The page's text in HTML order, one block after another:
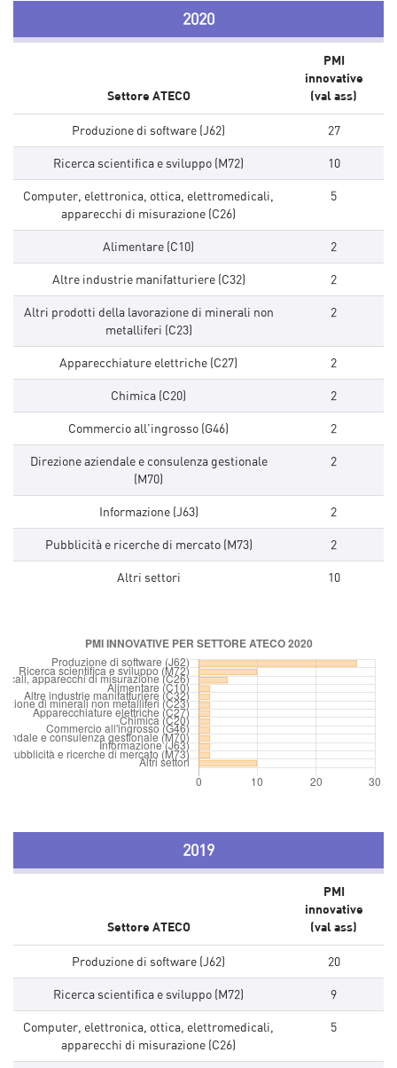
2020
Settore ATECO
PMI
innovative
(val ass)
Produzione di software (J62) 27
Ricerca scientifica e sviluppo (M72) 10
Computer, elettronica, ottica, elettromedicali,
apparecchi di misurazione (C26)
5
Alimentare (C10) 2
Altre industrie manifatturiere (C32) 2
Altri prodotti della lavorazione di minerali non
metalliferi (C23)
2
Apparecchiature elettriche (C27) 2
Chimica (C20) 2
Commercio all'ingrosso (G46) 2
Direzione aziendale e consulenza gestionale
(M70)
2
Informazione (J63) 2
Pubblicità e ricerche di mercato (M73) 2
Altri settori 10
2019
Settore ATECO
PMI
innovative
(val ass)
Produzione di software (J62) 20
Ricerca scientifica e sviluppo (M72) 9
Computer, elettronica, ottica, elettromedicali,
apparecchi di misurazione (C26)
5